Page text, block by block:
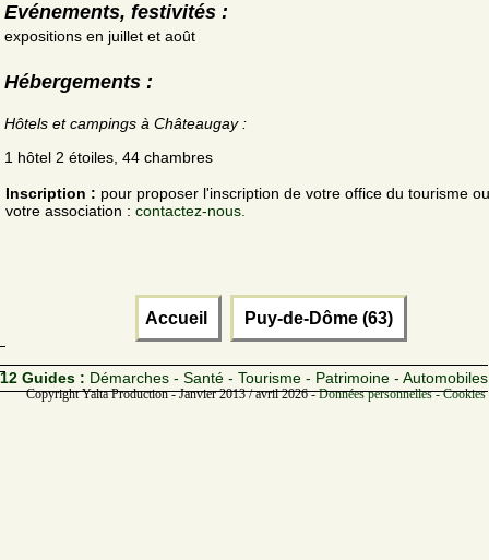
Evénements, festivités :
expositions en juillet et août
Hébergements :
Hôtels et campings à Châteaugay :
1 hôtel 2 étoiles, 44 chambres
Inscription : pour proposer l'inscription de votre office du tourisme
votre association : contactez-nous.
Accueil Puy-de-Dôme (63)
12 Guides : Démarches - Santé - Tourisme - Patrimoine - Automobiles
Copyright Yalta Production - Janvier 2013 / avril 2026 -Données personnelles -